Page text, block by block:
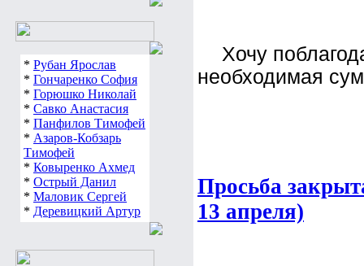
* Рубан Ярослав
* Гончаренко София
* Горюшко Николай
* Савко Анастасия
* Панфилов Тимофей
* Азаров-Кобзарь
Тимофей
* Ковыренко Ахмед
* Острый Данил
* Маловик Сергей
* Деревицкий Артур
Хочу
необходимая
Просьба
13 апреля)